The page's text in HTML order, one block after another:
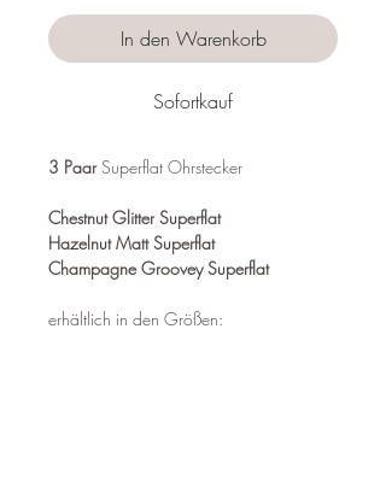
In den Warenkorb
Sofortkauf
3 PaarSuperflat Ohrstecker
Chestnut Glitter Superflat
Hazelnut Matt Superflat
Champagne Groovey Superflat
erhältlich in den Größen: